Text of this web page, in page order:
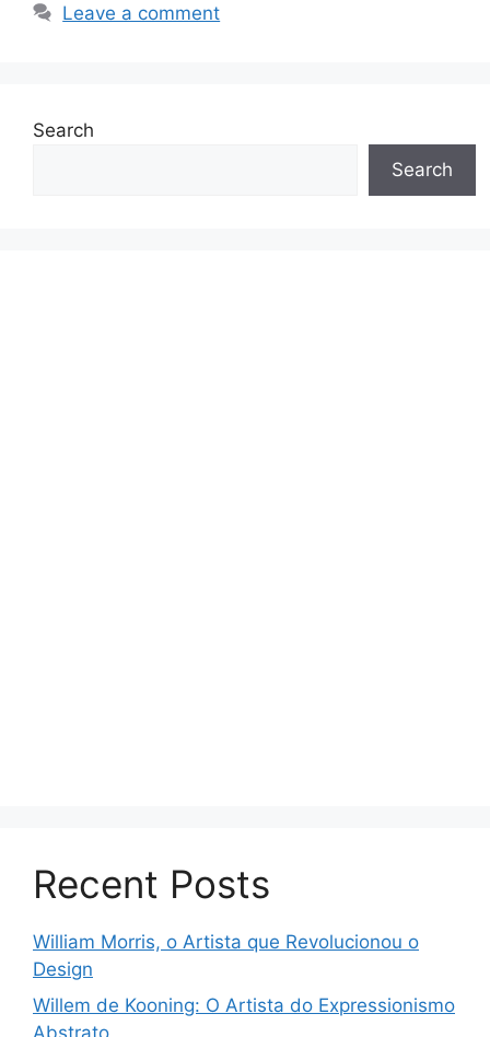
Leave a comment
Search
Search
Recent Posts
William Morris, o Artista que Revolucionou o
Design
Willem de Kooning: O Artista do Expressionismo